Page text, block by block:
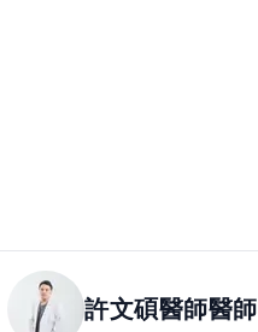
許文碩醫師醫師